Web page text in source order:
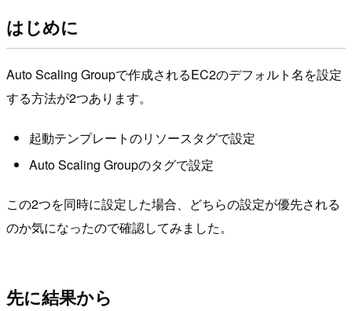
はじめに
Auto Scaling Groupで作成されるEC2のデフォルト名を設定
する方法が2つあります。
起動テンプレートのリソースタグで設定
Auto Scaling Groupのタグで設定
この2つを同時に設定した場合、どちらの設定が優先される
のか気になったので確認してみました。
先に結果から